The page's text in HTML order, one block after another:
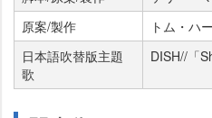
原案/製作
トム・ハ
日本語吹替版主題
歌
DISH//「